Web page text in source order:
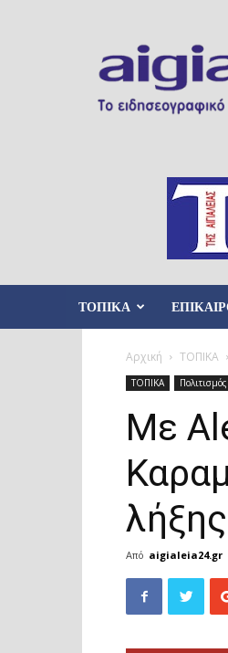
ΤΟΠΙΚΑ
Αρχική ΤΟΠΙΚΑ
ΤΟΠΙΚΑ Πολιτισμός
Με
Από aigialeia24.gr